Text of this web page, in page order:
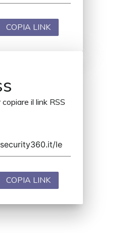
COPIA LINK
il link RSS
COPIA LINK